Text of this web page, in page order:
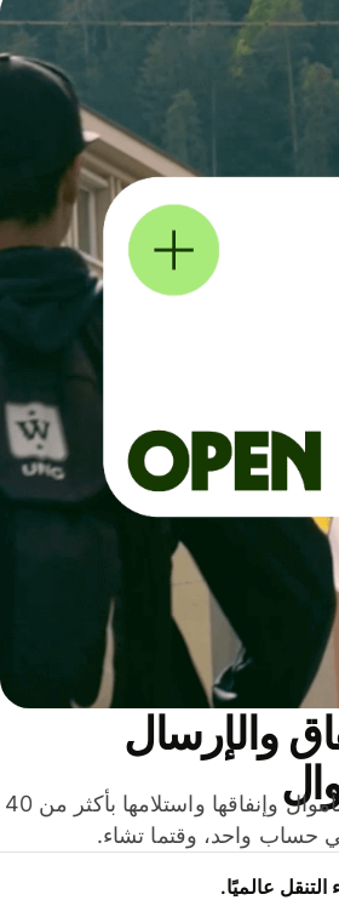
والإرسال
وفّر المال عند إرسال الأموال وإنفاقها واستلامها بأكثر من 40
واحد، وقتما تشاء.
عالميًا.